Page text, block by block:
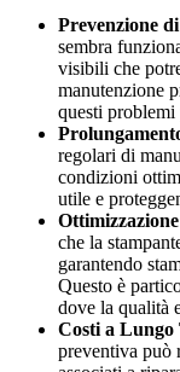
Prevenzione
sembra
visibili che
manutenzione
questi problemi
regolari di
condizioni
utile e
che la
garantendo
Questo è
dove la qualità
Costi a
preventiva può